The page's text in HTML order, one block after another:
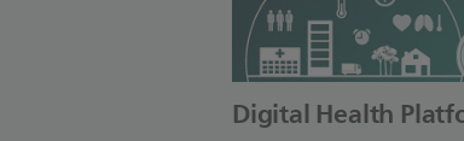
Digital Health